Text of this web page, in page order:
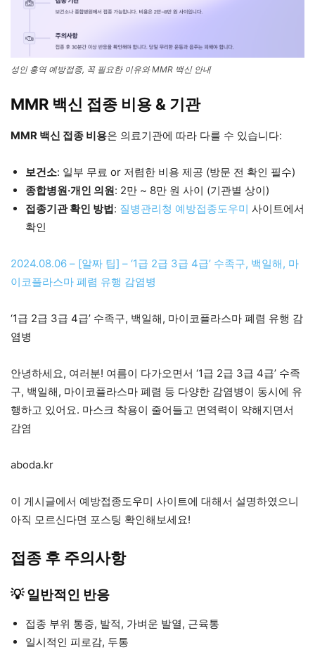
성인 홍역 예방접종, 꼭 필요한 이유와 MMR 백신 안내
MMR 백신 접종 비용 & 기관
MMR 백신 접종 비용은 의료기관에 따라 다를 수 있습니다:
보건소: 일부 무료 or 저렴한 비용 제공 (방문 전 확인 필수)
종합병원·개인 의원: 2만 ~ 8만 원 사이 (기관별 상이)
접종기관 확인 방법: 질병관리청 예방접종도우미 사이트에서
확인
2024.08.06 – [알짜 팁] – ‘1급 2급 3급 4급’ 수족구, 백일해, 마
이코플라스마 폐렴 유행 감염병
‘1급 2급 3급 4급’ 수족구, 백일해, 마이코플라스마 폐렴 유행 감
염병
안녕하세요, 여러분! 여름이 다가오면서 ‘1급 2급 3급 4급’ 수족
구, 백일해, 마이코플라스마 폐렴 등 다양한 감염병이 동시에 유
행하고 있어요. 마스크 착용이 줄어들고 면역력이 약해지면서
감염
aboda.kr
이 게시글에서 예방접종도우미 사이트에 대해서 설명하였으니
아직 모르신다면 포스팅 확인해보세요!
접종 후 주의사항
💡 일반적인 반응
접종 부위 통증, 발적, 가벼운 발열, 근육통
일시적인 피로감, 두통